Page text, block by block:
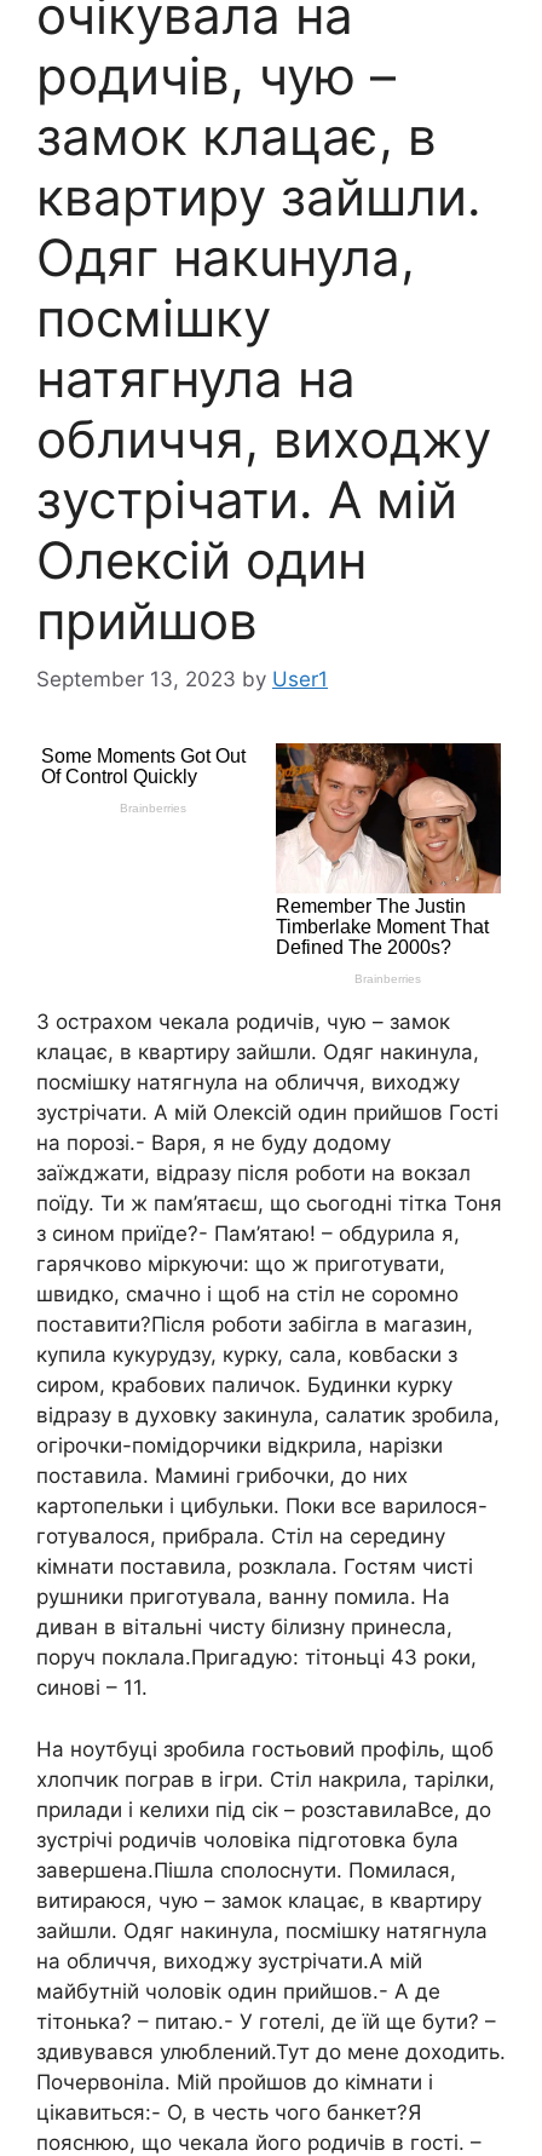
очікувала на
родичів, чую –
замок клацає, в
квартиру зайшли.
Одяг накuнула,
посмішку
натягнула на
обличчя, виходжу
зустрічати. А мій
Олексій один
прийшов
September 13, 2023 by User1
З острахом чекала родичів, чую – замок
клацає, в квартиру зайшли. Одяг накинула,
посмішку натягнула на обличчя, виходжу
зустрічати. А мій Олексій один прийшов Гості
на порозі.- Варя, я не буду додому
заїжджати, відразу після роботи на вокзал
поїду. Ти ж пам’ятаєш, що сьогодні тітка Тоня
з сином приїде?- Пам’ятаю! – обдурила я,
гарячково міркуючи: що ж приготувати,
швидко, смачно і щоб на стіл не соромно
поставити?Після роботи забігла в магазин,
купила кукурудзу, курку, сала, ковбаски з
сиром, крабових паличок. Будинки курку
відразу в духовку закинула, салатик зробила,
огірочки-помідорчики відкрила, нарізки
поставила. Мамині грибочки, до них
картопельки і цибульки. Поки все варилося-
готувалося, прибрала. Стіл на середину
кімнати поставила, розклала. Гостям чисті
рушники приготувала, ванну помила. На
диван в вітальні чисту білизну принесла,
поруч поклала.Пригадую: тітоньці 43 роки,
синові – 11.
На ноутбуці зробила гостьовий профіль, щоб
хлопчик пограв в ігри. Стіл накрила, тарілки,
прилади і келихи під сік – розставилаВсе, до
зустрічі родичів чоловіка підготовка була
завершена.Пішла сполоснути. Помилася,
витираюся, чую – замок клацає, в квартиру
зайшли. Одяг накинула, посмішку натягнула
на обличчя, виходжу зустрічати.А мій
майбутній чоловік один прийшов.- А де
тітонька? – питаю.- У готелі, де їй ще бути? –
здивувався улюблений.Тут до мене доходить.
Почервоніла. Мій пройшов до кімнати і
цікавиться:- О, в честь чого банкет?Я
пояснюю, що чекала його родичів в гості. –